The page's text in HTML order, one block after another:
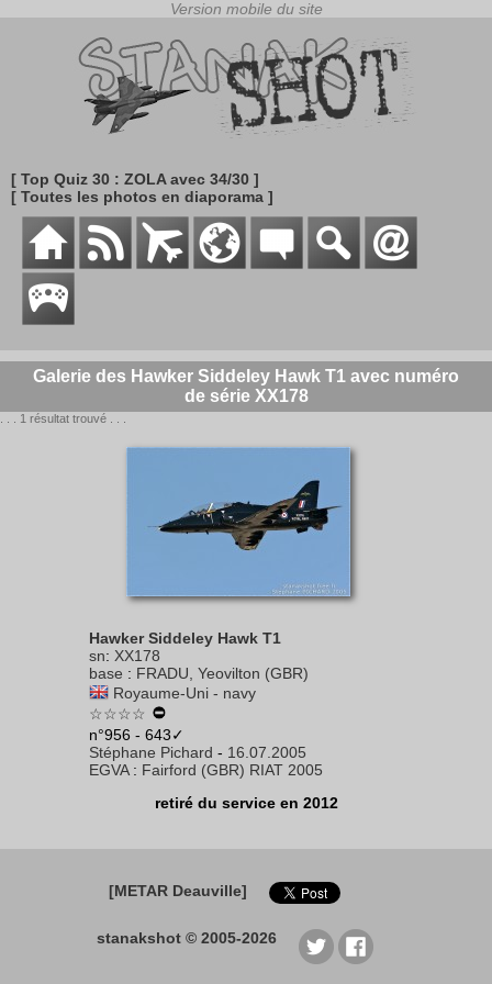
[ Top Quiz 30 : ZOLA avec 34/30 ]
[ Toutes les photos en diaporama ]
Galerie des Hawker Siddeley Hawk T1 avec numéro
de série XX178
. . . 1 résultat trouvé . . .
Hawker Siddeley Hawk T1
sn: XX178
base : FRADU, Yeovilton (GBR)
Royaume-Uni - navy
☆☆☆☆
n°956 - 643✓
Stéphane Pichard - 16.07.2005
EGVA: Fairford (GBR) RIAT 2005
retiré du service en 2012
[METAR Deauville]
stanakshot © 2005-2026